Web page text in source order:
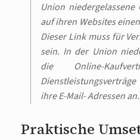
Union
auf ihren Websites
Dieser Link muss für
sein. In der Union
die Online-
ihre E-Mail- Adressen an.
Praktische